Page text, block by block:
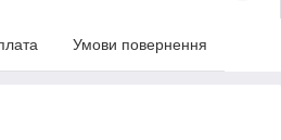
Умови повернення